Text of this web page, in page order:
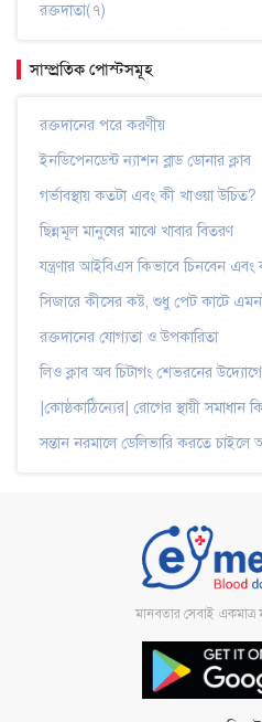
রক্তদাতা(৭)
সাম্প্রতিক পোস্টসমূহ
রক্তদানের পরে করণীয়
ইনডিপেনডেন্ট ন্যাশন ব্লাড ডোনার ক্লাব
গর্ভাবস্থায় কতটা এবং কী খাওয়া উচিত?
ছিন্নমূল মানুষের মাঝে খাবার বিতরণ
যন্ত্রণার আইবিএস কিভাবে চিনবেন
সিজারে কীসের কষ্ট, শুধু পেট কাটে
রক্তদানের যোগ্যতা ও উপকারিতা
লিও ক্লাব অব চিটাগং শেভরনের উদ্যোগে
|কোষ্ঠকাঠিন্যের| রোগের স্থায়ী সমাধান
সন্তান নরমালে ডেলিভারি করতে
মানবতার সেবাই একমাত্র